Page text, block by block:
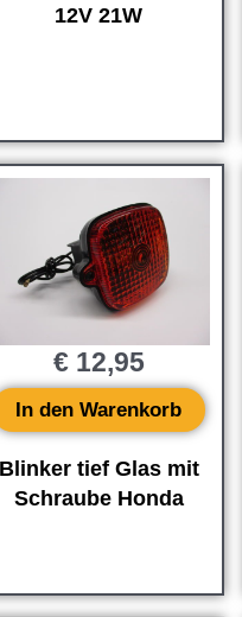
12V 21W
Blinker tief Glas mit
Schraube Honda
€12,95
In den Warenkorb